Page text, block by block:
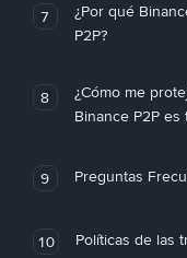
7
¿Por qué
P2P?
8
¿Cómo me
Binance P2P es
9 Preguntas
10 Políticas de las